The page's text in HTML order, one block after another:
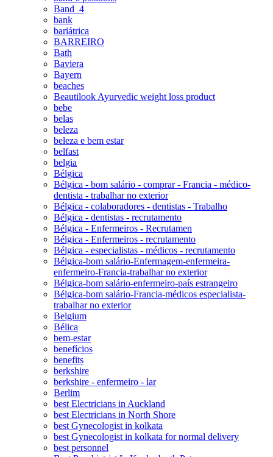
Band_4
bank
bariátrica
BARREIRO
Bath
Baviera
Bayern
beaches
Beautilook Ayurvedic weight loss product
bebe
belas
beleza
beleza e bem estar
belfast
belgia
Bélgica
Bélgica - bom salário - comprar - Francia - médico-
dentista - trabalhar no exterior
Bélgica - colaboradores - dentistas - Trabalho
Bélgica - dentistas - recrutamento
Bélgica - Enfermeiros - Recrutamen
Bélgica - Enfermeiros - recrutamento
Bélgica - especialistas - médicos - recrutamento
Bélgica-bom salário-Enfermagem-enfermeira-
enfermeiro-Francia-trabalhar no exterior
Bélgica-bom salário-enfermeiro-país estrangeiro
Bélgica-bom salário-Francia-médicos especialista-
trabalhar no exterior
Belgium
Bélica
bem-estar
benefícios
benefits
berkshire
berkshire - enfermeiro - lar
Berlim
best Electricians in Auckland
best Electricians in North Shore
best Gynecologist in kolkata
best Gynecologist in kolkata for normal delivery
best personnel